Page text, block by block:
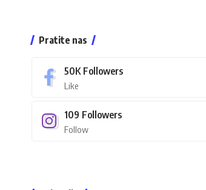
Pratite nas
50K Followers
Like
109 Followers
Follow